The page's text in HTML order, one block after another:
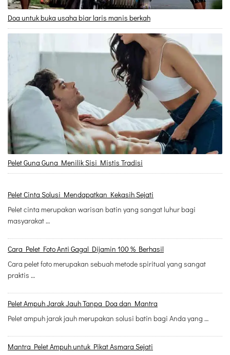
Doa untuk buka usaha biar laris manis berkah
Pelet Guna Guna Menilik Sisi Mistis Tradisi
Pelet Cinta Solusi Mendapatkan Kekasih Sejati
Pelet cinta merupakan warisan batin yang sangat luhur bagi
masyarakat …
Cara Pelet Foto Anti Gagal Dijamin 100 % Berhasil
Cara pelet foto merupakan sebuah metode spiritual yang sangat
praktis …
Pelet Ampuh Jarak Jauh Tanpa Doa dan Mantra
Pelet ampuh jarak jauh merupakan solusi batin bagi Anda yang …
Mantra Pelet Ampuh untuk Pikat Asmara Sejati